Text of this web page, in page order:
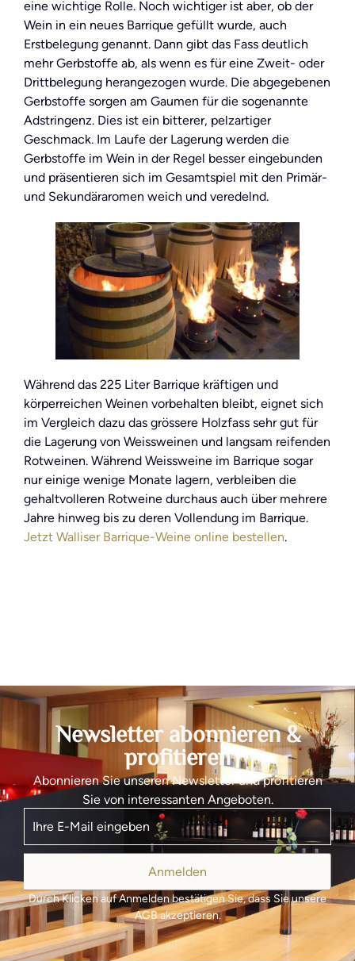
eine wichtige Rolle. Noch wichtiger ist aber, ob der
Wein in ein neues Barrique gefüllt wurde, auch
Erstbelegung genannt. Dann gibt das Fass deutlich
mehr Gerbstoffe ab, als wenn es für eine Zweit- oder
Drittbelegung herangezogen wurde. Die abgegebenen
Gerbstoffe sorgen am Gaumen für die sogenannte
Adstringenz. Dies ist ein bitterer, pelzartiger
Geschmack. Im Laufe der Lagerung werden die
Gerbstoffe im Wein in der Regel besser eingebunden
und präsentieren sich im Gesamtspiel mit den Primär-
und Sekundäraromen weich und veredelnd.
Während das 225 Liter Barrique kräftigen und
körperreichen Weinen vorbehalten bleibt, eignet sich
im Vergleich dazu das grössere Holzfass sehr gut für
die Lagerung von Weissweinen und langsam reifenden
Rotweinen. Während Weissweine im Barrique sogar
nur einige wenige Monate lagern, verbleiben die
gehaltvolleren Rotweine durchaus auch über mehrere
Jahre hinweg bis zu deren Vollendung im Barrique.
Jetzt Walliser Barrique-Weine online bestellen.
Newsletter abonnieren &
profitieren
Abonnieren Sie unseren Newsletter und profitieren
Sie von interessanten Angeboten.
Anmelden
Durch Klicken auf Anmelden bestätigen Sie, dass Sie unsere
AGB akzeptieren.